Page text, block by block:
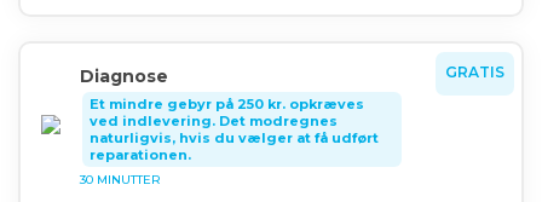
Diagnose
Et mindre gebyr på 250 kr. opkræves
ved indlevering. Det modregnes
naturligvis, hvis du vælger at få udført
reparationen.
30 MINUTTER
GRATIS